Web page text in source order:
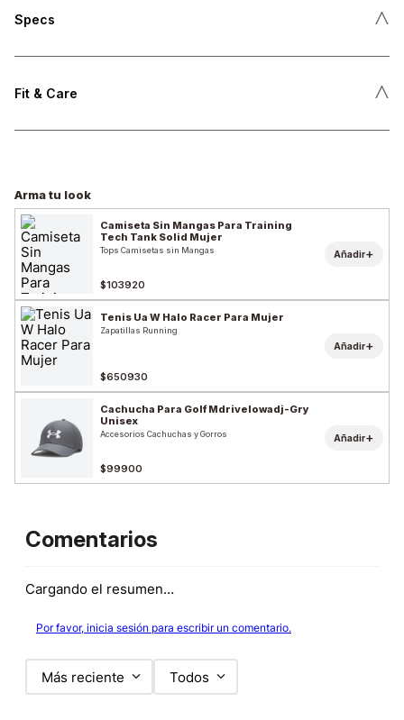
Specs ˄
Fit & Care ˄
Arma tu look
Camiseta Sin Mangas Para Training
Tech Tank Solid Mujer
Tops Camisetas sin Mangas
$103920
Añadir+
Tenis Ua W Halo Racer Para Mujer
Zapatillas Running
$650930
Añadir+
Cachucha Para Golf Mdrivelowadj-Gry
Unisex
Accesorios Cachuchas y Gorros
$99900
Añadir+
Comentarios
Cargando el resumen…
Por favor, inicia sesión para escribir un comentario.
Más reciente Todos